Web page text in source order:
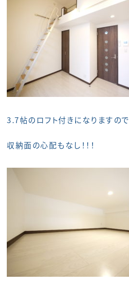
3.7帖のロフト付きになりますので
収納面の心配もなし！！！